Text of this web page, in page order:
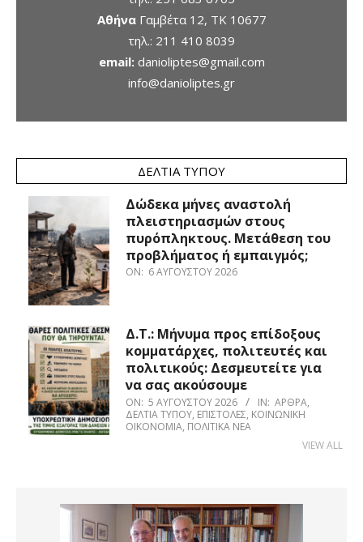
ΑθήναΓαμβέτα 12, ΤΚ 10677
τηλ.: 211 410 8039
email: danioliptes@gmail.com
info@danioliptes.gr
ΔΕΛΤΊΑ ΤΎΠΟΥ
Δώδεκα μήνες αναστολή
πλειστηριασμών στους
πυρόπληκτους. Μετάθεση του
προβλήματος ή εμπαιγμός;
ON: 6 ΑΥΓΟΎΣΤΟΥ 2026
Δ.Τ.: Μήνυμα προς επίδοξους
κομματάρχες, πολιτευτές και
πολιτικούς: Δεσμευτείτε για
να σας ακούσουμε
ON: 5 ΑΥΓΟΎΣΤΟΥ 2026 IN: ΆΡΘΡΑ,
ΔΕΛΤΊΑ ΤΎΠΟΥ, ΕΠΙΣΤΟΛΈΣ, ΚΟΙΝΩΝΙΚΉ
ΟΙΚΟΝΟΜΊΑ, ΠΟΛΙΤΙΚΆ ΝΈΑ
VIEW ALL